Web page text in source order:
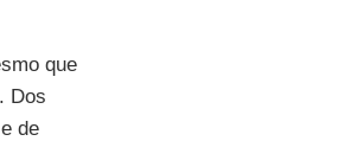
que
Dos
de